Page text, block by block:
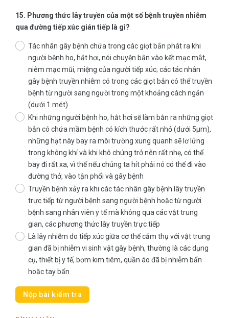
15. Phương thức lây truyền của một số bệnh truyền nhiễm
qua đường tiếp xúc gián tiếp là gì?
Tác nhân gây bệnh chứa trong các giọt bắn phát ra khi
người bệnh ho, hắt hơi, nói chuyện bắn vào kết mạc mắt,
niêm mạc mũi, miệng của người tiếp xúc; các tác nhân
gây bệnh truyền nhiễm có trong các giọt bắn có thể truyền
bệnh từ người sang người trong một khoảng cách ngắn
(dưới 1 mét)
Khi những người bệnh ho, hắt hơi sẽ làm bắn ra những giọt
bắn có chứa mầm bệnh có kích thước rất nhỏ (dưới 5µm),
những hạt này bay ra môi trường xung quanh sẽ lơ lửng
trong không khí và khi khô chúng trở nên rất nhẹ, có thể
bay đi rất xa, vì thế nếu chúng ta hít phải nó có thể đi vào
đường thở, vào tận phổi và gây bệnh
Truyền bệnh xảy ra khi các tác nhân gây bệnh lây truyền
trực tiếp từ người bệnh sang người bệnh hoặc từ người
bệnh sang nhân viên y tế mà không qua các vật trung
gian, các phương thức lây truyền trực tiếp
Là lây nhiễm do tiếp xúc giữa cơ thể cảm thụ với vật trung
gian đã bị nhiễm vi sinh vật gây bệnh, thường là các dụng
cụ, thiết bị y tế, bơm kim tiêm, quần áo đã bị nhiễm bẩn
hoặc tay bẩn
Nộp bài kiểm tra